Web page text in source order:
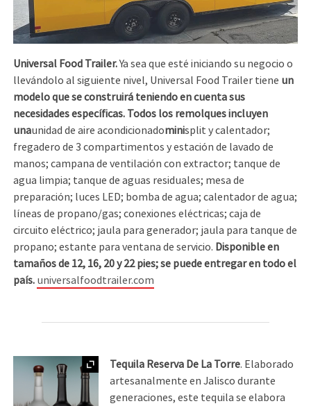
Universal Food Trailer.Ya sea que esté iniciando su negocio o
llevándolo al siguiente nivel, Universal Food Trailer tiene un
modelo que se construirá teniendo en cuenta sus
necesidades específicas. Todos los remolques incluyen
unaunidad de aire acondicionadominisplit y calentador;
fregadero de 3 compartimentos y estación de lavado de
manos; campana de ventilación con extractor; tanque de
agua limpia; tanque de aguas residuales; mesa de
preparación; luces LED; bomba de agua; calentador de agua;
líneas de propano/gas; conexiones eléctricas; caja de
circuito eléctrico; jaula para generador; jaula para tanque de
propano; estante para ventana de servicio. Disponible en
tamaños de 12, 16, 20 y 22 pies; se puede entregar en todo el
país. universalfoodtrailer.com
Ampliar
Tequila Reserva De La Torre. Elaborado
artesanalmente en Jalisco durante
generaciones, este tequila se elabora